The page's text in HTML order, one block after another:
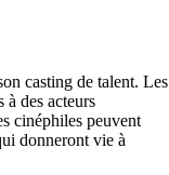
casting de talent. Les
à des acteurs
cinéphiles peuvent
donneront vie à